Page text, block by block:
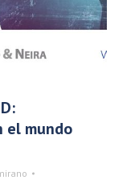
el mundo